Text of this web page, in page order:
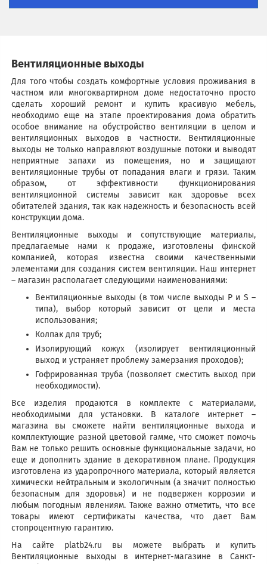
Вентиляционные выходы
Для того чтобы создать комфортные условия проживания в
частном или многоквартирном доме недостаточно просто
сделать хороший ремонт и купить красивую мебель,
необходимо еще на этапе проектирования дома обратить
особое внимание на обустройство вентиляции в целом и
вентиляционных выходов в частности. Вентиляционные
выходы не только направляют воздушные потоки и выводят
неприятные запахи из помещения, но и защищают
вентиляционные трубы от попадания влаги и грязи. Таким
образом, от эффективности функционирования
вентиляционной системы зависит как здоровье всех
обитателей здания, так как надежность и безопасность всей
конструкции дома.
Вентиляционные выходы и сопутствующие материалы,
предлагаемые нами к продаже, изготовлены финской
компанией, которая известна своими качественными
элементами для создания систем вентиляции. Наш интернет
– магазин располагает следующими наименованиями:
Вентиляционные выходы (в том числе выходы P и S –
типа), выбор который зависит от цели и места
использования;
Колпак для труб;
Изолирующий кожух (изолирует вентиляционный
выход и устраняет проблему замерзания проходов);
Гофрированная труба (позволяет сместить выход при
необходимости).
Все изделия продаются в комплекте с материалами,
необходимыми для установки. В каталоге интернет –
магазина вы сможете найти вентиляционные выхода и
комплектующие разной цветовой гамме, что сможет помочь
Вам не только решить основные функциональные задачи, но
еще и дополнить здание в декоративном плане. Продукция
изготовлена из ударопрочного материала, который является
химически нейтральным и экологичным (а значит полностью
безопасным для здоровья) и не подвержен коррозии и
любым погодным явлениям. Также важно отметить, что все
товары имеют сертификаты качества, что дает Вам
стопроцентную гарантию.
На сайте platb24.ru вы можете выбрать и купить
Вентиляционные выходы в интернет-магазине в Санкт-